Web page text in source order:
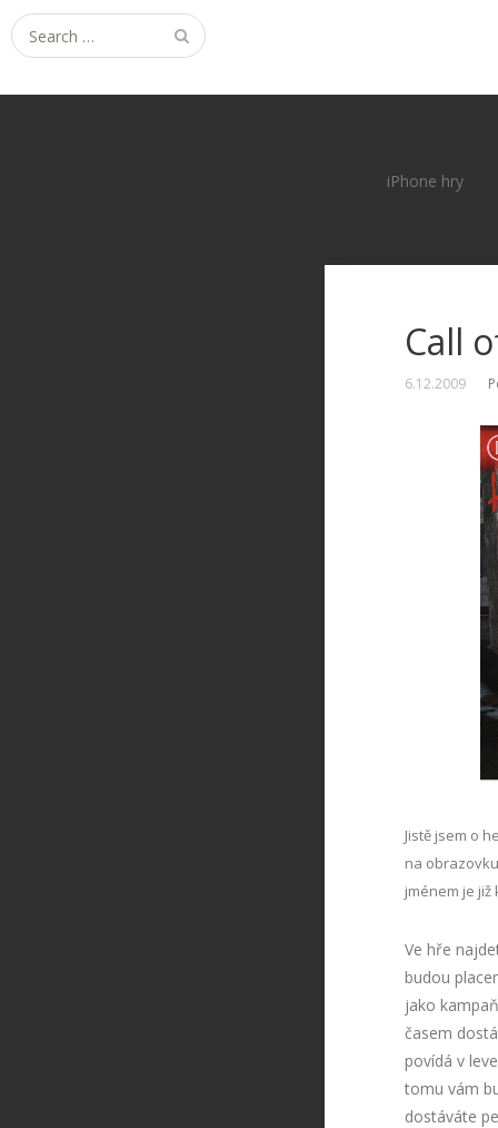
Search
for:
iPhone hry
Call
6.12.2009
Jistě jsem o
na
jménem je již
Ve hře
budou
jako
časem
povídá v
tomu vám
dostáváte